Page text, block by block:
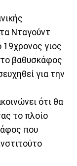
Νταγούντ
19χρονος γιος
βαθυσκάφος
για την
ότι θα
το πλοίο
που